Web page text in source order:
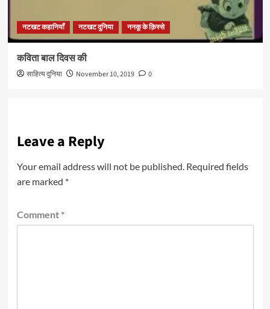
नटखट कहानियाँ नटखट दुनिया ननकू के क़िस्से
कविता बाल दिवस की
साहित्य दुनिया November 10, 2019 0
Leave a Reply
Your email address will not be published. Required fields
are marked *
Comment *